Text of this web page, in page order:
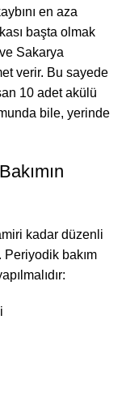
en aza
başta olmak
Sakarya
verir. Bu sayede
10 adet akülü
bile, yerinde
kadar düzenli
Periyodik bakım